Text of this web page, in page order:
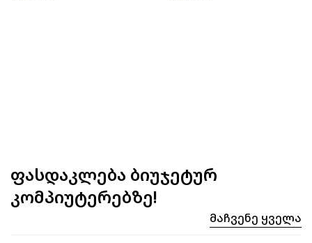
ფასდაკლება ბიუჯეტურ
კომპიუტერებზე!
Მაჩვენე Ყველა